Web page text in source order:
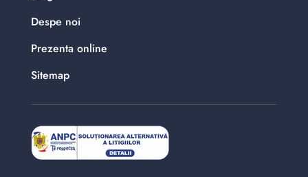
Despe noi
Prezenta online
Sitemap